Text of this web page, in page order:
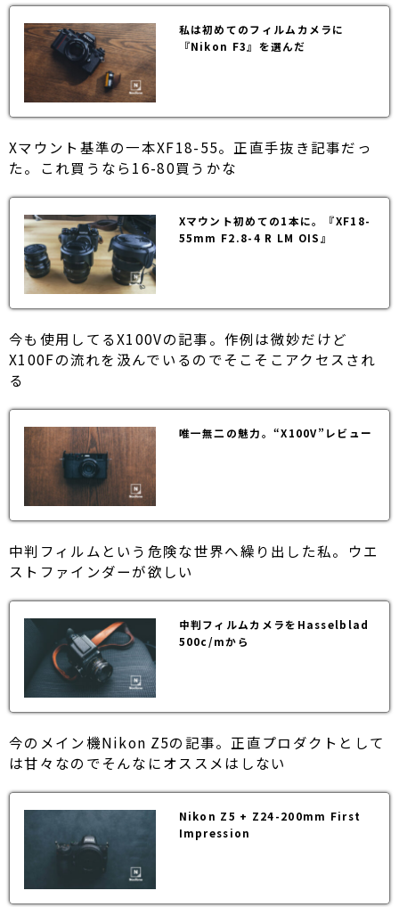
私は初めてのフィルムカメラに
『Nikon F3』を選んだ
Xマウント基準の一本XF18-55。正直手抜き記事だっ
た。これ買うなら16-80買うかな
Xマウント初めての1本に。『XF18-
55mm F2.8-4 R LM OIS』
今も使用してるX100Vの記事。作例は微妙だけど
X100Fの流れを汲んでいるのでそこそこアクセスされ
る
唯一無二の魅力。“X100V”レビュー
中判フィルムという危険な世界へ繰り出した私。ウエ
ストファインダーが欲しい
中判フィルムカメラをHasselblad
500c/mから
今のメイン機Nikon Z5の記事。正直プロダクトとして
は甘々なのでそんなにオススメはしない
Nikon Z5 + Z24-200mm First
Impression